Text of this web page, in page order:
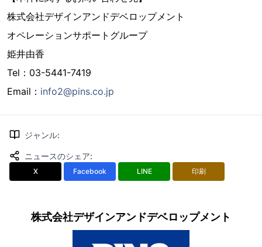
株式会社デザインアンドデベロップメント
オペレーションサポートグループ
姫井由香
Tel：03-5441-7419
Email： info2@pins.co.jp
ジャンル:
ニュースのシェア:
X Facebook LINE 印刷
株式会社デザインアンドデベロップメント